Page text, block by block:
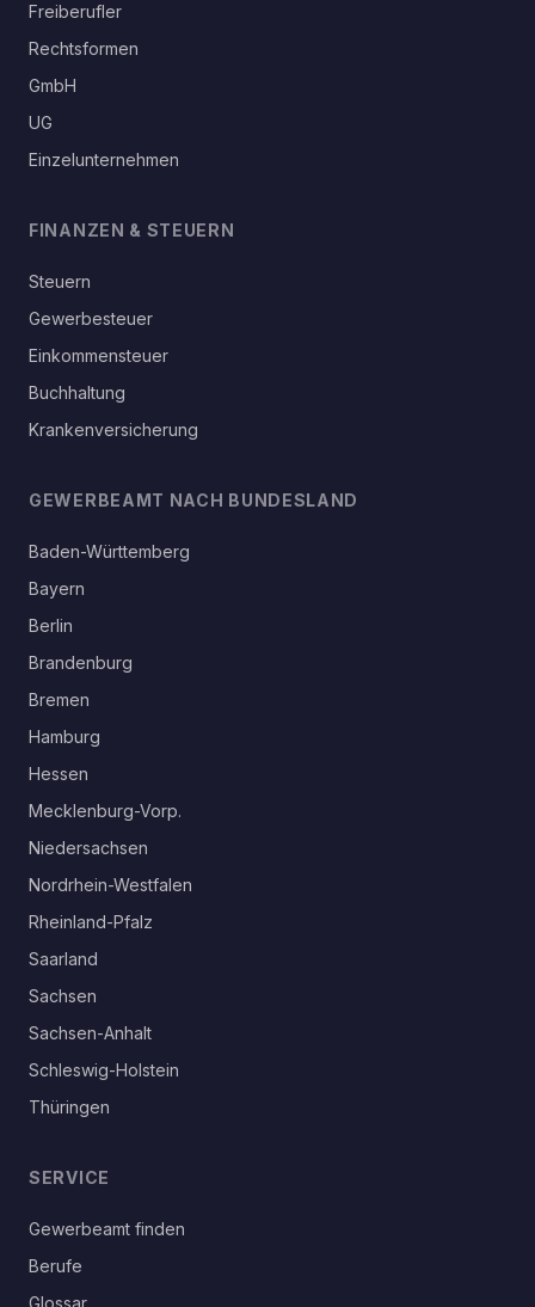
Freiberufler
Rechtsformen
GmbH
UG
Einzelunternehmen
FINANZEN & STEUERN
Steuern
Gewerbesteuer
Einkommensteuer
Buchhaltung
Krankenversicherung
GEWERBEAMT NACH BUNDESLAND
Baden-Württemberg
Bayern
Berlin
Brandenburg
Bremen
Hamburg
Hessen
Mecklenburg-Vorp.
Niedersachsen
Nordrhein-Westfalen
Rheinland-Pfalz
Saarland
Sachsen
Sachsen-Anhalt
Schleswig-Holstein
Thüringen
SERVICE
Gewerbeamt finden
Berufe
Glossar